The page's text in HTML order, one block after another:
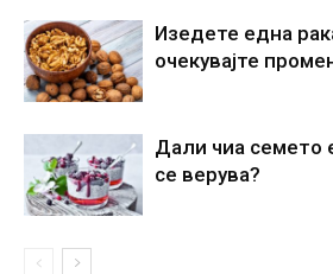
Изедете една
очекувајте
Дали чиа семето
се верува?